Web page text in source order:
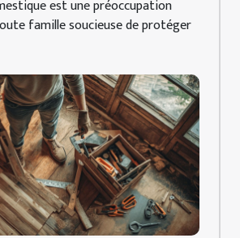
est une préoccupation
famille soucieuse de protéger